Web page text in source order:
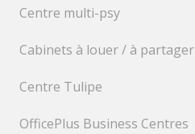
Centre multi-psy
Cabinets à louer / à partager
Centre Tulipe
OfficePlus Business Centres